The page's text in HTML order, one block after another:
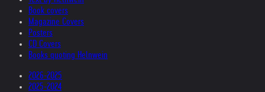
Book covers
Magazine Covers
Posters
CD Covers
Books quoting Helnwein
2026-2025
2025-2024